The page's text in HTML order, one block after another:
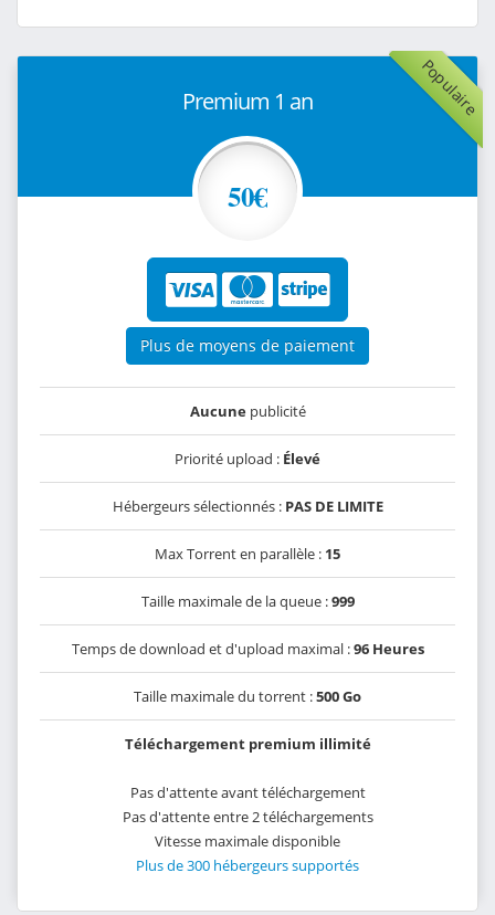
Populaire
Premium 1 an
50€
Plus de moyens de paiement
Aucunepublicité
Priorité upload : Élevé
Hébergeurs sélectionnés : PAS DE LIMITE
Max Torrent en parallèle : 15
Taille maximale de la queue :999
Temps de download et d'upload maximal :96 Heures
Taille maximale du torrent :500 Go
Téléchargement premium illimité
Pas d'attente avant téléchargement
Pas d'attente entre 2 téléchargements
Vitesse maximale disponible
Plus de 300 hébergeurs supportés